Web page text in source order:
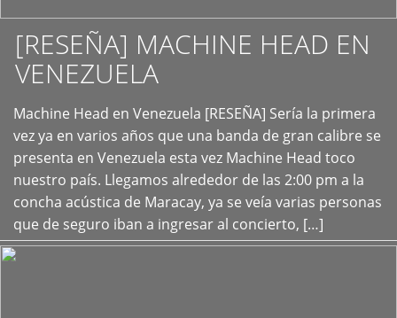
[RESEÑA] MACHINE HEAD EN
VENEZUELA
Machine Head en Venezuela [RESEÑA] Sería la primera
vez ya en varios años que una banda de gran calibre se
presenta en Venezuela esta vez Machine Head toco
nuestro país. Llegamos alrededor de las 2:00 pm a la
concha acústica de Maracay, ya se veía varias personas
que de seguro iban a ingresar al concierto, […]
+